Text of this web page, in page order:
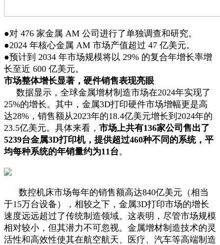
●对 476 家金属 AM 公司进行了单独调查和研究。
●2024 年核心金属 AM 市场产值超过 47 亿美元。
●预计到 2034 年市场规模将以 29% 的复合年增长率增
长至近 600 亿美元。
市场整体增长显著，硬件销售表现亮眼
数据显示，全球金属增材制造市场在2024年实现了
25%的增长。其中，金属3D打印硬件市场增幅更是高
达28%，销售额从2023年的18.4亿美元增长到2024年的
23.5亿美元。具体来看， 市场上共有136家公司售出了
5239台金属3D打印机，提供超过460种不同的系统，平
均每种系统的年销量约为11台。
数控机床市场每年的销售额高达840亿美元（相当
于15万台设备），相较之下，金属3D打印市场的增长
速度远远超过了传统制造领域。这表明，尽管市场规模
相对较小，但其潜力不可忽视。金属增材制造技术的灵
活性和高效性使其在航空航天、医疗、汽车等高端制造